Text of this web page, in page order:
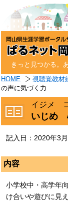
きっと見つかる。
HOME 視聴覚教材
の声に気づく力
イジメ
いじめ
記入日：2020年3
内容
小学校中・高学年
け合いや遊びに見